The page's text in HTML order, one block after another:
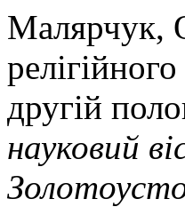
Малярчук,
другій
науковий